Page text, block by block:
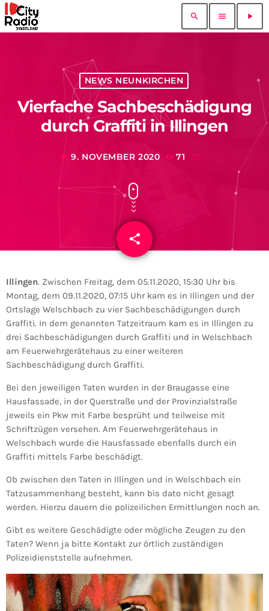
search menu play_arrow
NEWS NEUNKIRCHEN
Vierfache Sachbeschädigung
durch Graffiti in Illingen
today 9. NOVEMBER 2020 71
share
email
Illingen. Zwischen Freitag, dem 05.11.2020, 15:30 Uhr bis
Montag, dem 09.11.2020, 07:15 Uhr kam es in Illingen und der
Ortslage Welschbach zu vier Sachbeschädigungen durch
Graffiti. In dem genannten Tatzeitraum kam es in Illingen zu
drei Sachbeschädigungen durch Graffiti und in Welschbach
am Feuerwehrgerätehaus zu einer weiteren
Sachbeschädigung durch Graffiti.
Bei den jeweiligen Taten wurden in der Braugasse eine
Hausfassade, in der Querstraße und der Provinzialstraße
jeweils ein Pkw mit Farbe besprüht und teilweise mit
Schriftzügen versehen. Am Feuerwehrgerätehaus in
Welschbach wurde die Hausfassade ebenfalls durch ein
Graffiti mittels Farbe beschädigt.
Ob zwischen den Taten in Illingen und in Welschbach ein
Tatzusammenhang besteht, kann bis dato nicht gesagt
werden. Hierzu dauern die polizeilichen Ermittlungen noch an.
Gibt es weitere Geschädigte oder mögliche Zeugen zu den
Taten? Wenn ja bitte Kontakt zur örtlich zuständigen
Polizeidienststelle aufnehmen.